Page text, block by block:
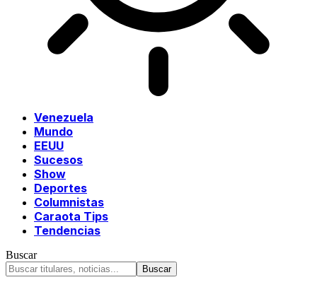
Venezuela
Mundo
EEUU
Sucesos
Show
Deportes
Columnistas
Caraota Tips
Tendencias
Buscar